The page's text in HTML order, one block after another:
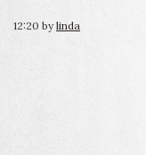
12:20 bylinda